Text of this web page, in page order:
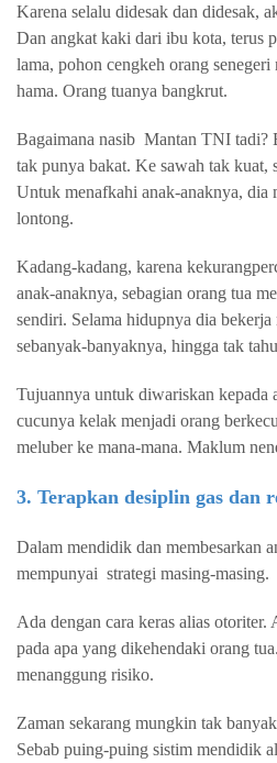
Karena selalu didesak dan didesak,
Dan angkat kaki dari ibu kota, terus
lama, pohon cengkeh orang senegeri
hama. Orang tuanya bangkrut.
Bagaimana nasib Mantan TNI tadi?
tak punya bakat. Ke sawah tak kuat,
Untuk menafkahi anak-anaknya, dia
lontong.
Kadang-kadang, karena
anak-anaknya, sebagian orang tua
sendiri. Selama hidupnya dia
sebanyak-banyaknya, hingga tak
Tujuannya untuk diwariskan kepada
cucunya kelak menjadi orang
meluber ke mana-mana. Maklum
3. Terapkan desiplin gas dan
Dalam mendidik dan membesarkan
mempunyai strategi masing-masing.
Ada dengan cara keras alias
pada apa yang dikehendaki orang
menanggung risiko.
Zaman sekarang mungkin tak
Sebab puing-puing sistim mendidik